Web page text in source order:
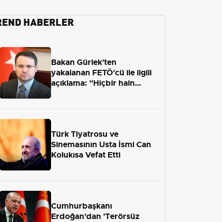
HABERLER
Bakan Gürlek'ten
yakalanan FETÖ'cü ile ilgili
açıklama: "Hiçbir hain
Türk Tiyatrosu ve
Sinemasının Usta İsmi Can
Kolukısa Vefat Etti
Cumhurbaşkanı
Erdoğan'dan 'Terörsüz